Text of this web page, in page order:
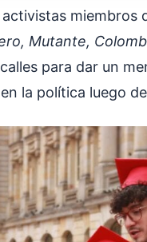
miembros
Mutante,
para dar un
la política luego